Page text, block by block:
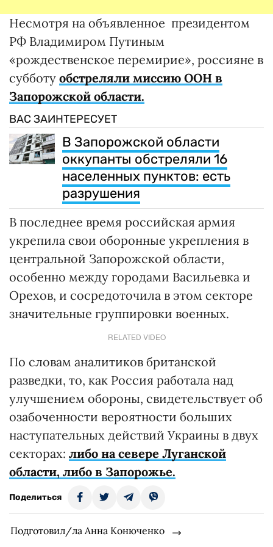
Несмотря на объявленное президентом
РФ Владимиром Путиным
«рождественское перемирие», россияне в
субботу обстреляли миссию ООН в
Запорожской области.
ВАС ЗАИНТЕРЕСУЕТ
В Запорожской области
оккупанты обстреляли 16
населенных пунктов: есть
разрушения
В последнее время российская армия
укрепила свои оборонные укрепления в
центральной Запорожской области,
особенно между городами Васильевка и
Орехов, и сосредоточила в этом секторе
значительные группировки военных.
RELATED VIDEO
По словам аналитиков британской
разведки, то, как Россия работала над
улучшением обороны, свидетельствует об
озабоченности вероятности больших
наступательных действий Украины в двух
секторах: либо на севере Луганской
области, либо в Запорожье.
Поделиться
Подготовил/ла Анна Конюченко